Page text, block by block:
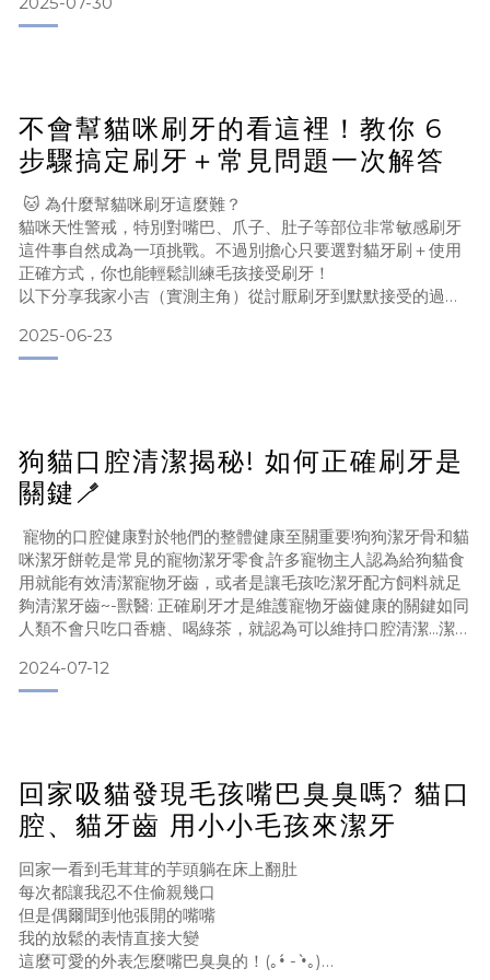
貓咪刷牙這條路真的很坎坷，但我總結了 3個親測有效的方法
從「不給碰」到「主動配合」，推薦給所有刷牙挫敗中的家
長！
Step 1｜響片訓練，建立觸碰嘴巴的耐受度
每天花幾分鐘，使用響片訓練的方式，讓貓咪習慣有人碰觸嘴
不會幫貓咪刷牙的看這裡！教你 6
步驟搞定刷牙＋常見問題一次解答
🐱 為什麼幫貓咪刷牙這麼難？
貓咪天性警戒，特別對嘴巴、爪子、肚子等部位非常敏感刷牙
這件事自然成為一項挑戰。不過別擔心只要選對貓牙刷＋使用
正確方式，你也能輕鬆訓練毛孩接受刷牙！
以下分享我家小吉（實測主角）從討厭刷牙到默默接受的過
還有我自己實測有效的刷牙 6 步驟教學、推薦的貓口腔保健產
品，以及常見刷牙問題的解答。 - 🦷 實戰教學：6 步驟教你幫
2025-06-23
狗貓口腔清潔揭秘! 如何正確刷牙是
關鍵🪥
寵物的口腔健康對於牠們的整體健康至關重要!狗狗潔牙骨和貓
咪潔牙餅乾是常見的寵物潔牙零食,許多寵物主人認為給狗貓食
用就能有效清潔寵物牙齒，或者是讓毛孩吃潔牙配方飼料就足
夠清潔牙齒~-獸醫: 正確刷牙才是維護寵物牙齒健康的關鍵如同
人類不會只吃口香糖、喝綠茶，就認為可以維持口腔清潔...潔牙
香糖但不刷牙的感覺，就可以理解!加上大多數寵物會迅速吞食
這些潔牙零食，大幅減少和牙齒的摩擦時間,也會降低潔牙效
2024-07-12
回家吸貓發現毛孩嘴巴臭臭嗎? 貓口
腔、貓牙齒 用小小毛孩來潔牙
回家一看到毛茸茸的芋頭躺在床上翻肚
每次都讓我忍不住偷親幾口
但是偶爾聞到他張開的嘴嘴
我的放鬆的表情直接大變
這麼可愛的外表怎麼嘴巴臭臭的！(｡•́ - •̀｡)